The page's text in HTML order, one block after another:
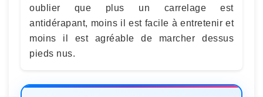
oublier que plus un carrelage est
antidérapant, moins il est facile à entretenir et
moins il est agréable de marcher dessus
pieds nus.